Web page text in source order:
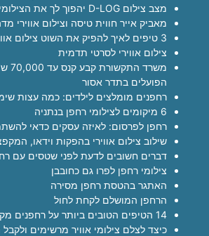
מצב צילום D-LOG יהפוך לך את הצילומים למרשימים יותר
מאביק אייר חווית טיסה וצילום אווירי
3 טיפים לאיך להפיק את השוט צילום אווירי המדהים ביותר
צילום אווירי לסרטי תדמית
הפועלים בתדר אסור
רחפנים מומלצים לילדים: כמה עצות
6 מיקומים לצילומי רחפן בנתניה
רחפן לפרסום: לאיזה עסקים כדאי
שילוב צילום אווירי בהפקות וידאו,
דברים חשובים לדעת לפני שטסים עם
צילומי רחפן לפרו גם כחובבן
האתגר בהטסת רחפן מסירה
הרחפן המושלם לקחת לחול
14 הטיפים הטובים ביותר על רחפנים מקצועיים וצילומי רחפן
כיצד לצלם צילומי אוויר מרשימים